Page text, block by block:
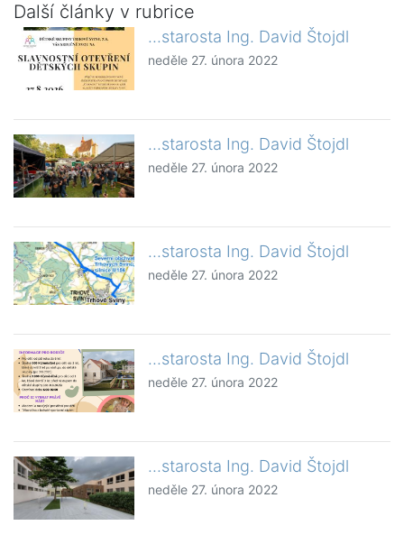
Další články v rubrice
...starosta Ing. David Štojdl
neděle 27. února 2022
...starosta Ing. David Štojdl
neděle 27. února 2022
...starosta Ing. David Štojdl
neděle 27. února 2022
...starosta Ing. David Štojdl
neděle 27. února 2022
...starosta Ing. David Štojdl
neděle 27. února 2022